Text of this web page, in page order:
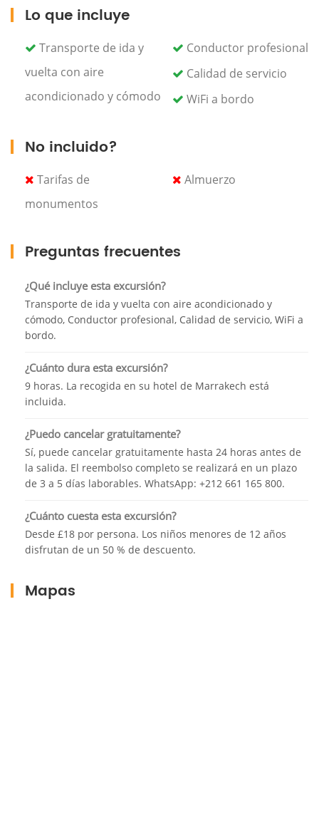
el famoso parque Crocoparc en menos de una hora
Agadir Ufla, el sitio arqueológico e histórico de
Agadir Oufla, donde pasará por alto la vista
Ufla.
tranquila playa de Agadir (tiempo libre) para
practicar ciertos deportes acuáticos a voluntad,
tomar fotos y selfies, y documentar los momentos
Puede pasar un buen rato en la playa de arena,
donde el clima es soleado y moderado durante todo
el año, y pasear por el paseo marítimo que se
extiende a lo largo de la franja costera. Y almuerzo
(tiempo libre no incluido).
Tome la carretera hacia el famoso Zoco (mercado) y
aceite de argán tradicional. *Cerrado los lunes*
Nuestro recorrido continúa yendo al puerto
regresamos al punto de encuentro y preparamos el
viaje de regreso y nos encontramos con el
conductor alrededor de las 6:00 p.m.
Lo que incluye
Transporte de ida y
vuelta con aire
acondicionado y cómodo
Conductor profesional
Calidad de servicio
WiFi a bordo
No incluido?
Tarifas de
monumentos
Almuerzo
Preguntas frecuentes
¿Qué incluye esta excursión?
Transporte de ida y vuelta con aire acondicionado y
cómodo, Conductor profesional, Calidad de servicio, WiFi a
bordo.
¿Cuánto dura esta excursión?
9 horas. La recogida en su hotel de Marrakech está
incluida.
¿Puedo cancelar gratuitamente?
Sí, puede cancelar gratuitamente hasta 24 horas antes de
la salida. El reembolso completo se realizará en un plazo
de 3 a 5 días laborables. WhatsApp: +212 661 165 800.
¿Cuánto cuesta esta excursión?
Desde £18 por persona. Los niños menores de 12 años
disfrutan de un 50 % de descuento.
Mapas